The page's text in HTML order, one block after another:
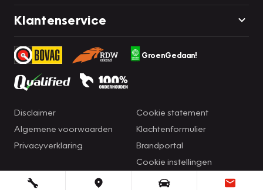
Klantenservice
GroenGedaan!
Disclaimer
Algemene voorwaarden
Privacyverklaring
Cookie statement
Klachtenformulier
Brandportal
Cookie instellingen